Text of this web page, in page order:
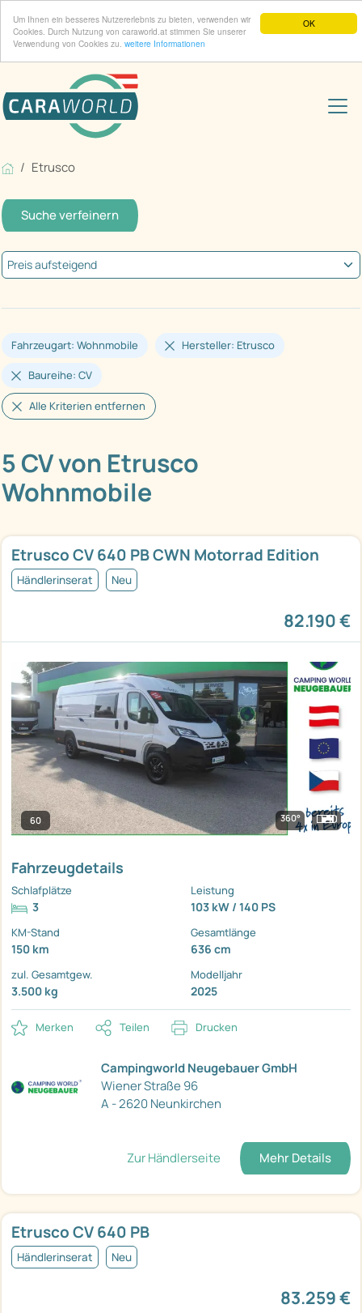
OK
Um Ihnen ein besseres Nutzererlebnis zu bieten, verwenden wir
Cookies. Durch Nutzung von caraworld.at stimmen Sie unserer
Verwendung von Cookies zu. weitere Informationen
Etrusco
Suche verfeinern
Fahrzeugart: Wohnmobile Hersteller: Etrusco
Baureihe: CV
Alle Kriterien entfernen
5 CV von Etrusco
Wohnmobile
Etrusco CV 640 PB CWN Motorrad Edition
Händlerinserat Neu
82.190 €
60 360°
Fahrzeugdetails
Schlafplätze
3
Leistung
103 kW / 140 PS
KM-Stand
150 km
Gesamtlänge
636 cm
zul. Gesamtgew.
3.500 kg
Modelljahr
2025
Merken Teilen Drucken
Campingworld Neugebauer GmbH
Wiener Straße 96
A - 2620 Neunkirchen
Zur Händlerseite Mehr Details
Etrusco CV 640 PB
Händlerinserat Neu
83.259 €